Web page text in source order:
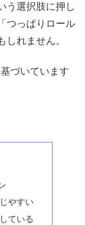
う選択肢に押し
つっぱりロール
しれません。
づいています
やすい
ている